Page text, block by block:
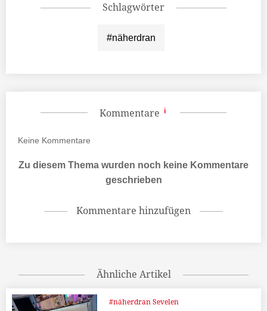
Schlagwörter
#näherdran
Kommentare
Keine Kommentare
Zu diesem Thema wurden noch keine Kommentare
geschrieben
Kommentare hinzufügen
Ähnliche Artikel
#näherdran Sevelen